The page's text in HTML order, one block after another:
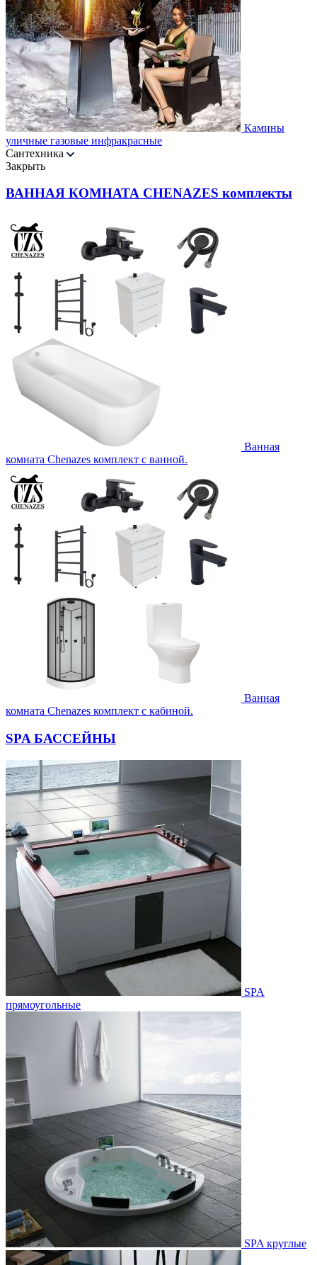
Камины
уличные газовые инфракрасные
Сантехника
Закрыть
ВАННАЯ КОМНАТА CHENAZES комплекты
Ванная
комната Chenazes комплект с ванной.
Ванная
комната Chenazes комплект с кабиной.
SPA БАССЕЙНЫ
SPA
прямоугольные
SPA круглые